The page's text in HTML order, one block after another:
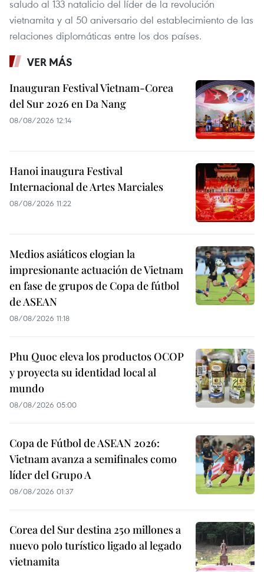
saludo al 133 natalicio del líder de la revolución
vietnamita y al 50 aniversario del establecimiento de las
relaciones diplomáticas entre los dos países.
VER MÁS
Inauguran Festival Vietnam-Corea
del Sur 2026 en Da Nang
08/08/2026 12:14
Hanoi inaugura Festival
Internacional de Artes Marciales
08/08/2026 11:22
Medios asiáticos elogian la
impresionante actuación de Vietnam
en fase de grupos de Copa de fútbol
de ASEAN
08/08/2026 11:18
Phu Quoc eleva los productos OCOP
y proyecta su identidad local al
mundo
08/08/2026 05:00
Copa de Fútbol de ASEAN 2026:
Vietnam avanza a semifinales como
líder del Grupo A
08/08/2026 01:37
Corea del Sur destina 250 millones a
nuevo polo turístico ligado al legado
vietnamita